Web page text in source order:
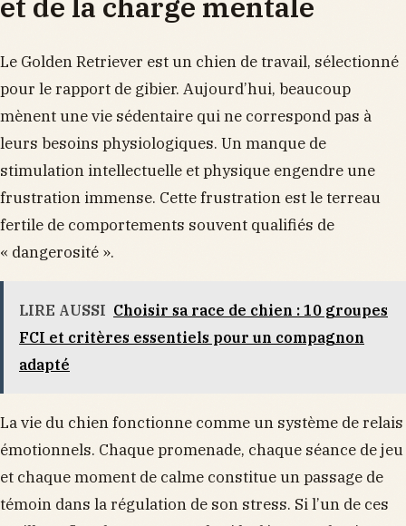
Le Golden Retriever est un chien de travail, sélectionné
pour le rapport de gibier. Aujourd’hui, beaucoup
mènent une vie sédentaire qui ne correspond pas à
leurs besoins physiologiques. Un manque de
stimulation intellectuelle et physique engendre une
frustration immense. Cette frustration est le terreau
fertile de comportements souvent qualifiés de
« dangerosité ».
LIRE AUSSI Choisir sa race de chien : 10 groupes
FCI et critères essentiels pour un compagnon
adapté
La vie du chien fonctionne comme un système de relais
émotionnels. Chaque promenade, chaque séance de jeu
et chaque moment de calme constitue un passage de
témoin dans la régulation de son stress. Si l’un de ces